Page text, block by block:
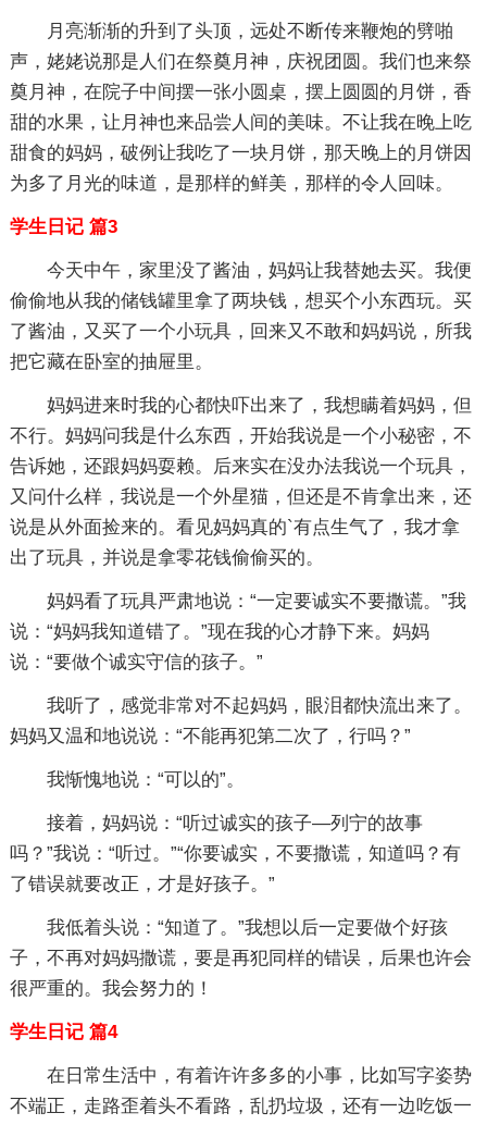
月亮渐渐的升到了头顶，远处不断传来鞭炮的劈啪
声，姥姥说那是人们在祭奠月神，庆祝团圆。我们也来祭
奠月神，在院子中间摆一张小圆桌，摆上圆圆的月饼，香
甜的水果，让月神也来品尝人间的美味。不让我在晚上吃
甜食的妈妈，破例让我吃了一块月饼，那天晚上的月饼因
为多了月光的味道，是那样的鲜美，那样的令人回味。
学生日记 篇3
今天中午，家里没了酱油，妈妈让我替她去买。我便
偷偷地从我的储钱罐里拿了两块钱，想买个小东西玩。买
了酱油，又买了一个小玩具，回来又不敢和妈妈说，所我
把它藏在卧室的抽屉里。
妈妈进来时我的心都快吓出来了，我想瞒着妈妈，但
不行。妈妈问我是什么东西，开始我说是一个小秘密，不
告诉她，还跟妈妈耍赖。后来实在没办法我说一个玩具，
又问什么样，我说是一个外星猫，但还是不肯拿出来，还
说是从外面捡来的。看见妈妈真的`有点生气了，我才拿
出了玩具，并说是拿零花钱偷偷买的。
妈妈看了玩具严肃地说：“一定要诚实不要撒谎。”我
说：“妈妈我知道错了。”现在我的心才静下来。妈妈
说：“要做个诚实守信的孩子。”
我听了，感觉非常对不起妈妈，眼泪都快流出来了。
妈妈又温和地说说：“不能再犯第二次了，行吗？”
我惭愧地说：“可以的”。
接着，妈妈说：“听过诚实的孩子—列宁的故事
吗？”我说：“听过。”“你要诚实，不要撒谎，知道吗？有
了错误就要改正，才是好孩子。”
我低着头说：“知道了。”我想以后一定要做个好孩
子，不再对妈妈撒谎，要是再犯同样的错误，后果也许会
很严重的。我会努力的！
学生日记 篇4
在日常生活中，有着许许多多的小事，比如写字姿势
不端正，走路歪着头不看路，乱扔垃圾，还有一边吃饭一